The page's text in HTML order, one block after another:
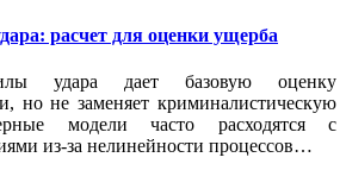
расчет для оценки ущерба
удара дает базовую оценку
но не заменяет криминалистическую
модели часто расходятся с
из-за нелинейности процессов…